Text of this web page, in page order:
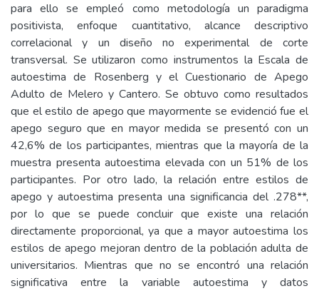
para ello se empleó como metodología un paradigma
positivista, enfoque cuantitativo, alcance descriptivo
correlacional y un diseño no experimental de corte
transversal. Se utilizaron como instrumentos la Escala de
autoestima de Rosenberg y el Cuestionario de Apego
Adulto de Melero y Cantero. Se obtuvo como resultados
que el estilo de apego que mayormente se evidenció fue el
apego seguro que en mayor medida se presentó con un
42,6% de los participantes, mientras que la mayoría de la
muestra presenta autoestima elevada con un 51% de los
participantes. Por otro lado, la relación entre estilos de
apego y autoestima presenta una significancia del .278**,
por lo que se puede concluir que existe una relación
directamente proporcional, ya que a mayor autoestima los
estilos de apego mejoran dentro de la población adulta de
universitarios. Mientras que no se encontró una relación
significativa entre la variable autoestima y datos